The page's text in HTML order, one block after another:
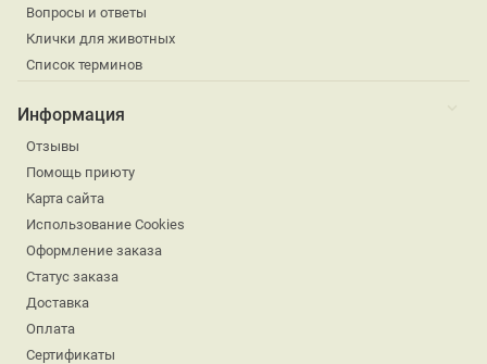
Вопросы и ответы
Клички для животных
Список терминов
Информация
Отзывы
Помощь приюту
Карта сайта
Использование Cookies
Оформление заказа
Статус заказа
Доставка
Оплата
Сертификаты